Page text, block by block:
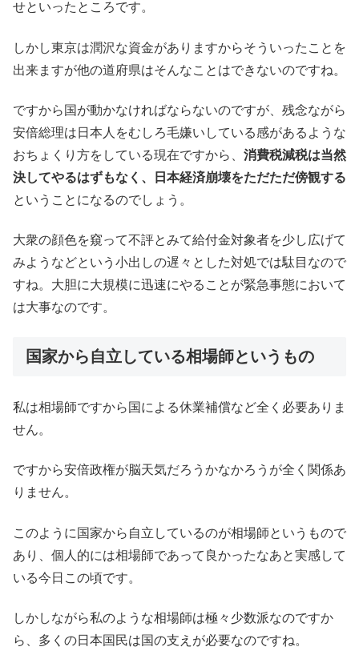
せといったところです。
しかし東京は潤沢な資金がありますからそういったことを
出来ますが他の道府県はそんなことはできないのですね。
ですから国が動かなければならないのですが、残念ながら
安倍総理は日本人をむしろ毛嫌いしている感があるような
おちょくり方をしている現在ですから、 消費税減税は当然
決してやるはずもなく、日本経済崩壊をただただ傍観する
ということになるのでしょう。
大衆の顔色を窺って不評とみて給付金対象者を少し広げて
みようなどという小出しの遅々とした対処では駄目なので
すね。大胆に大規模に迅速にやることが緊急事態において
は大事なのです。
国家から自立している相場師というもの
私は相場師ですから国による休業補償など全く必要ありま
せん。
ですから安倍政権が脳天気だろうかなかろうが全く関係あ
りません。
このように国家から自立しているのが相場師というもので
あり、個人的には相場師であって良かったなあと実感して
いる今日この頃です。
しかしながら私のような相場師は極々少数派なのですか
ら、多くの日本国民は国の支えが必要なのですね。